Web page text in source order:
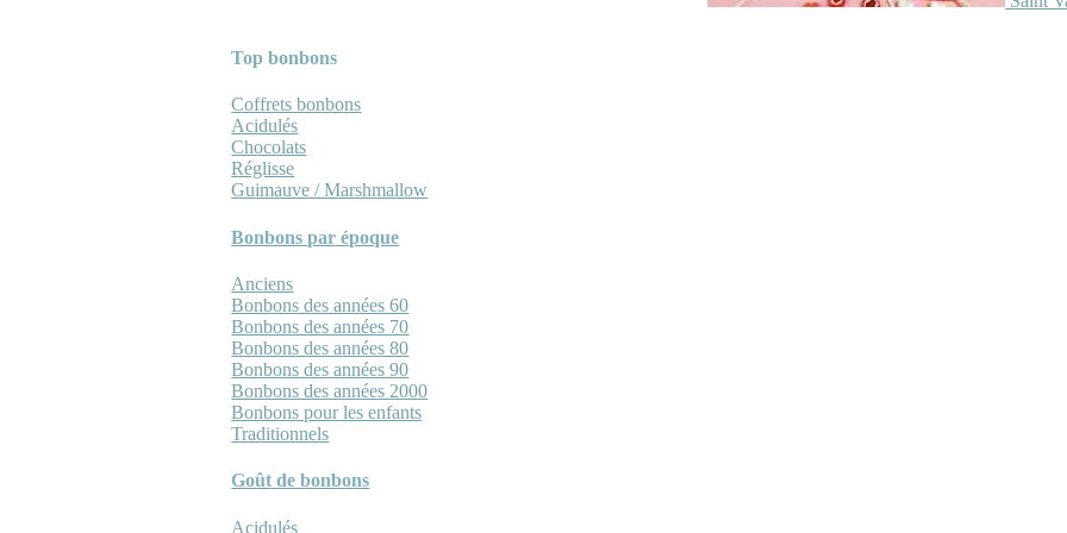
Top bonbons
Coffrets bonbons
Acidulés
Chocolats
Réglisse
Guimauve / Marshmallow
Bonbons par époque
Anciens
Bonbons des années 60
Bonbons des années 70
Bonbons des années 80
Bonbons des années 90
Bonbons des années 2000
Bonbons pour les enfants
Traditionnels
Goût de bonbons
Acidulés